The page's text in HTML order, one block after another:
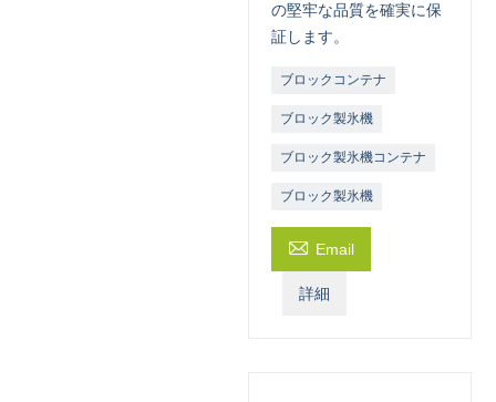
の堅牢な品質を確実に保
証します。
ブロックコンテナ
ブロック製氷機
ブロック製氷機コンテナ
ブロック製氷機
 Email
詳細